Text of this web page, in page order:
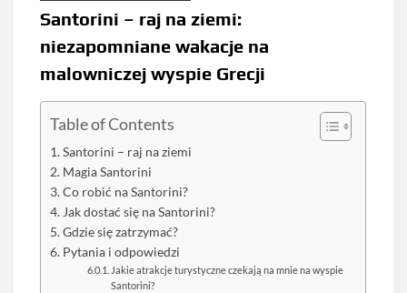
Santorini – raj na ziemi:
niezapomniane wakacje na
malowniczej wyspie Grecji
Table of Contents
Santorini – raj na ziemi
Magia Santorini
Co robić na Santorini?
Jak dostać się na Santorini?
Gdzie się zatrzymać?
Pytania i odpowiedzi
Jakie atrakcje turystyczne czekają na mnie na wyspie
Santorini?